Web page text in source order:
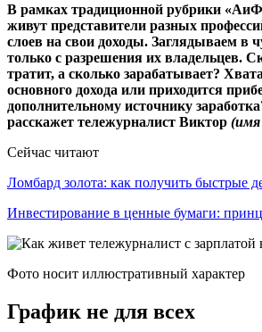
В рамках традиционной рубрики
живут представители разных
слоев на свои доходы. Заглядываем в
только с разрешения их владельцев.
тратит, а сколько зарабатывает?
основного дохода или приходится
дополнительному источнику
расскажет тележурналист Виктор (имя
Сейчас читают
Ломбард золота: как получить быстрые
Инвестирование в ценные бумаги:
Фото носит иллюстративный характер
График не для всех